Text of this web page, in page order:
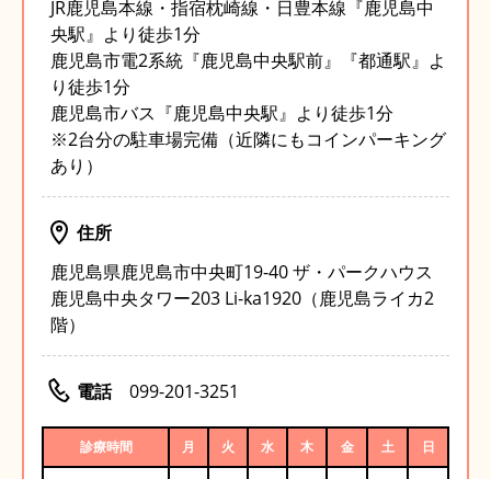
JR鹿児島本線・指宿枕崎線・日豊本線『鹿児島中
央駅』より徒歩1分
鹿児島市電2系統『鹿児島中央駅前』『都通駅』よ
り徒歩1分
鹿児島市バス『鹿児島中央駅』より徒歩1分
※2台分の駐車場完備（近隣にもコインパーキング
あり）
住所
鹿児島県鹿児島市中央町19-40 ザ・パークハウス
鹿児島中央タワー203 Li-ka1920（鹿児島ライカ2
階）
電話 099-201-3251
診療時間 月 火 水 木 金 土 日